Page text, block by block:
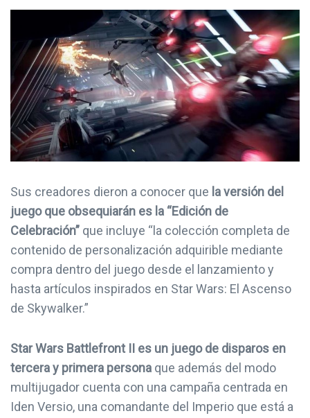
Sus creadores dieron a conocer que la versión del
juego que obsequiarán es la “Edición de
Celebración” que incluye “la colección completa de
contenido de personalización adquirible mediante
compra dentro del juego desde el lanzamiento y
hasta artículos inspirados en Star Wars: El Ascenso
de Skywalker.”
Star Wars Battlefront II es un juego de disparos en
tercera y primera persona que además del modo
multijugador cuenta con una campaña centrada en
Iden Versio, una comandante del Imperio que está a